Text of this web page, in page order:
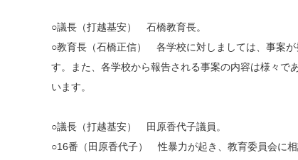
○議長（打越基安） 石橋教育長。
○教育長（石橋正信） 各学校に対しましては、事案
す。また、各学校から報告される事案の内容は様々で
います。
○議長（打越基安） 田原香代子議員。
○16番（田原香代子） 性暴力が起き、教育委員会に